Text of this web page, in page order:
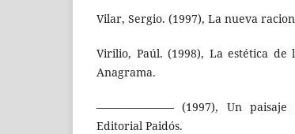
Vilar, Sergio. (1997), La nueva
Virilio, Paúl. (1998), La estética de
Anagrama.
——————— (1997), Un paisaje
Editorial Paidós.